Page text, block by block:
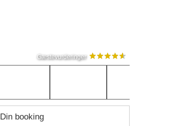
Gæstevurderinger
Din booking